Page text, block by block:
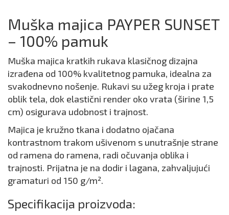
Muška majica PAYPER SUNSET
– 100% pamuk
Muška majica kratkih rukava klasičnog dizajna
izrađena od 100% kvalitetnog pamuka, idealna za
svakodnevno nošenje. Rukavi su užeg kroja i prate
oblik tela, dok elastični render oko vrata (širine 1,5
cm) osigurava udobnost i trajnost.
Majica je kružno tkana i dodatno ojačana
kontrastnom trakom ušivenom s unutrašnje strane
od ramena do ramena, radi očuvanja oblika i
trajnosti. Prijatna je na dodir i lagana, zahvaljujući
gramaturi od 150 g/m².
Specifikacija proizvoda: